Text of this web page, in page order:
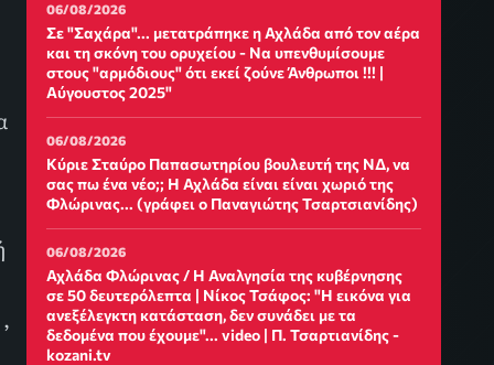
06/08/2026
Σε "Σαχάρα"... μετατράπηκε η Αχλάδα από τον αέρα
και τη σκόνη του ορυχείου - Να υπενθυμίσουμε
στους "αρμόδιους" ότι εκεί ζούνε Άνθρωποι !!! |
Αύγουστος 2025"
06/08/2026
Κύριε Σταύρο Παπασωτηρίου βουλευτή της ΝΔ, να
σας πω ένα νέο;; Η Αχλάδα είναι είναι χωριό της
Φλώρινας... (γράφει ο Παναγιώτης Τσαρτσιανίδης)
06/08/2026
Αχλάδα Φλώρινας / Η Αναλγησία της κυβέρνησης
σε 50 δευτερόλεπτα | Νίκος Τσάφος: "Η εικόνα για
ανεξέλεγκτη κατάσταση, δεν συνάδει με τα
δεδομένα που έχουμε"... video | Π. Τσαρτιανίδης -
kozani.tv